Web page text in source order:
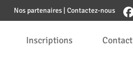
Nos partenaires| Contactez-nous
Inscriptions Contact